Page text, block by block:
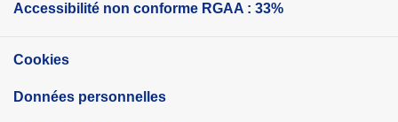
Accessibilité non conforme RGAA : 33%
Cookies
Données personnelles